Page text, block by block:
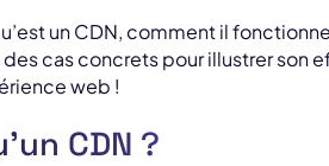
un CDN, comment il
cas concrets pour illustrer son
web !
CDN ?